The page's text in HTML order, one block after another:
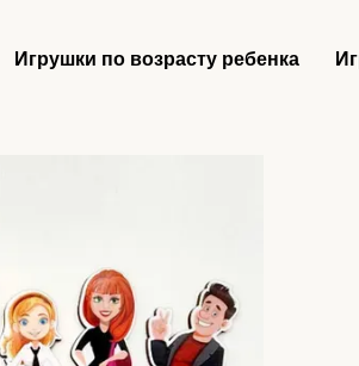
Игрушки по возрасту ребенка